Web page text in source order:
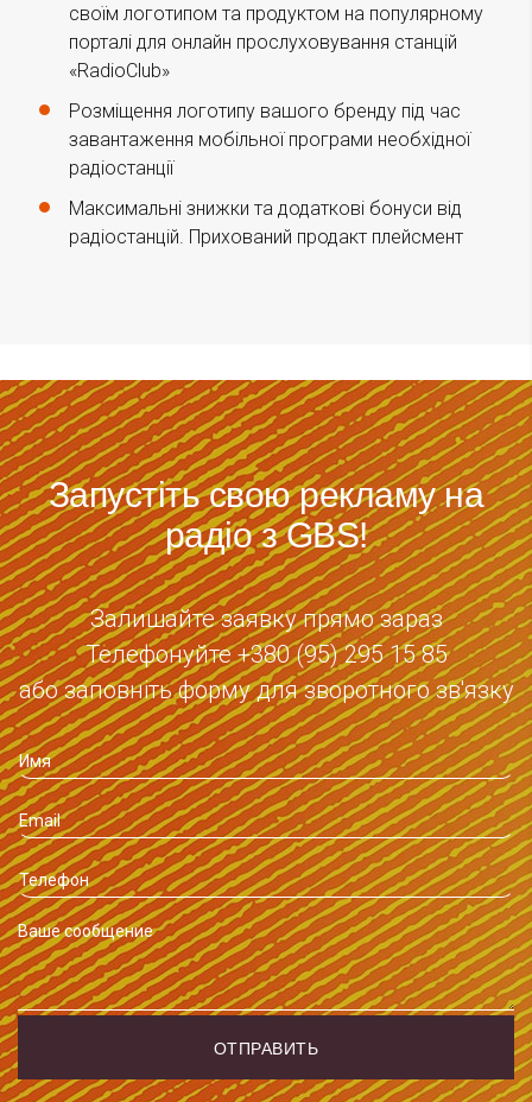
своїм логотипом та продуктом на популярному
порталі для онлайн прослуховування станцій
«RadioClub»
Розміщення логотипу вашого бренду під час
завантаження мобільної програми необхідної
радіостанції
Максимальні знижки та додаткові бонуси від
радіостанцій. Прихований продакт плейсмент
Запустіть свою рекламу на
радіо з GBS!
Залишайте заявку прямо зараз
Телефонуйте +380 (95) 295 15 85
або заповніть форму для зворотного зв'язку